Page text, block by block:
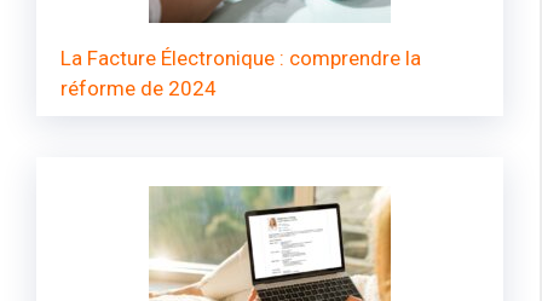
La Facture Électronique : comprendre la
réforme de 2024